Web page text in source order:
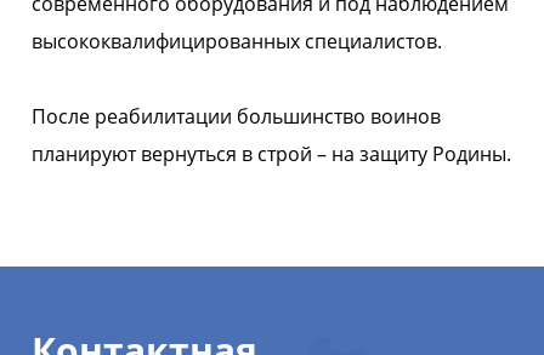
высококвалифицированных специалистов.
После реабилитации большинство воинов
планируют вернуться в строй – на защиту Родины.